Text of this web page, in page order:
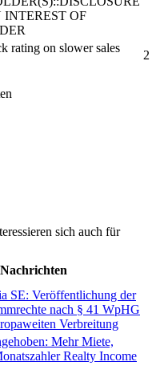
INTEREST OF
rating on slower sales
2
sich auch für
SE: Veröffentlichung der
nach § 41 WpHG
Verbreitung
Mehr Miete,
Realty Income